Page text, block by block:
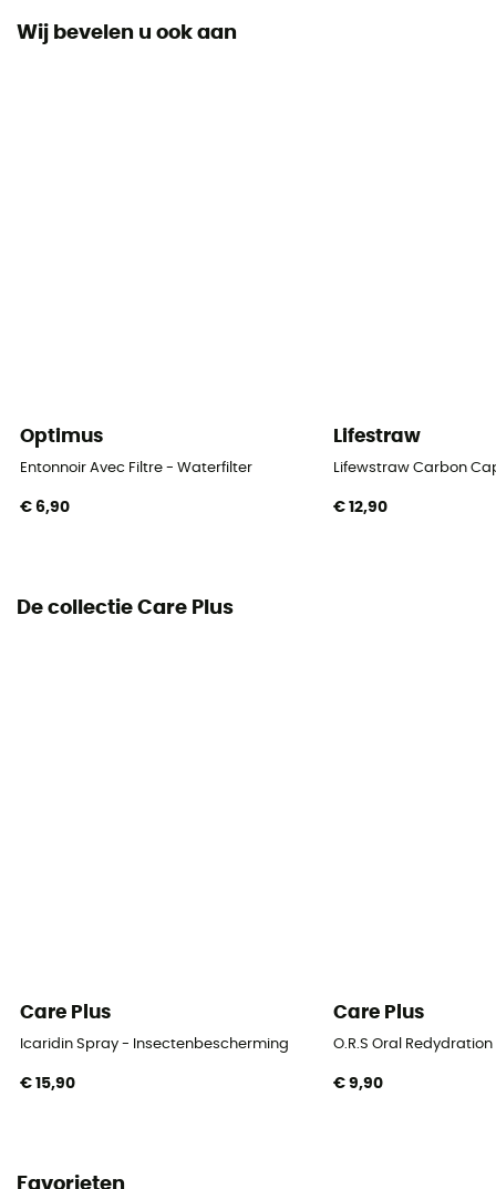
Wij bevelen u ook aan
Optimus
Entonnoir Avec Filtre - Waterfilter
€ 6,90
Lifestraw
Lifewstraw Carbon
€ 12,90
De collectie Care Plus
Care Plus
Icaridin Spray - Insectenbescherming
€ 15,90
Care Plus
O.R.S Oral Redydration
€ 9,90
Favorieten